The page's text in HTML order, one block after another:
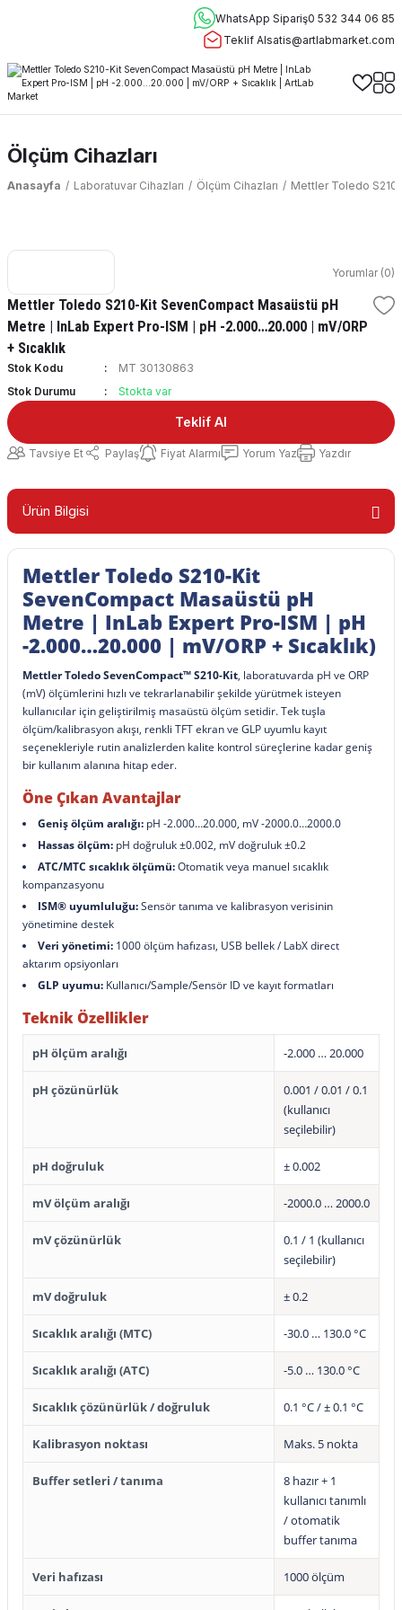
WhatsApp Sipariş0 532 344 06 85
Teklif Alsatis@artlabmarket.com
Ölçüm Cihazları
Anasayfa Laboratuvar Cihazları Ölçüm Cihazları Mettler Toledo
Yorumlar (0)
Mettler Toledo S210-Kit SevenCompact Masaüstü pH
Metre | InLab Expert Pro-ISM | pH -2.000…20.000 | mV/ORP
+ Sıcaklık
Stok Kodu
MT 30130863
Stok Durumu
Stokta var
Teklif Al
Tavsiye Et Paylaş Fiyat Alarmı Yorum Yaz Yazdır
Ürün Bilgisi
Mettler Toledo S210-Kit
SevenCompact Masaüstü pH
Metre | InLab Expert Pro-ISM | pH
-2.000…20.000 | mV/ORP + Sıcaklık)
Mettler Toledo SevenCompact™ S210-Kit , laboratuvarda pH ve ORP
(mV) ölçümlerini hızlı ve tekrarlanabilir şekilde yürütmek isteyen
kullanıcılar için geliştirilmiş masaüstü ölçüm setidir. Tek tuşla
ölçüm/kalibrasyon akışı, renkli TFT ekran ve GLP uyumlu kayıt
seçenekleriyle rutin analizlerden kalite kontrol süreçlerine kadar geniş
bir kullanım alanına hitap eder.
Öne Çıkan Avantajlar
Geniş ölçüm aralığı:pH -2.000…20.000, mV -2000.0…2000.0
Hassas ölçüm:pH doğruluk ±0.002, mV doğruluk ±0.2
ATC/MTC sıcaklık ölçümü:Otomatik veya manuel sıcaklık
kompanzasyonu
ISM® uyumluluğu:Sensör tanıma ve kalibrasyon verisinin
yönetimine destek
Veri yönetimi:1000 ölçüm hafızası, USB bellek / LabX direct
aktarım opsiyonları
GLP uyumu:Kullanıcı/Sample/Sensör ID ve kayıt formatları
Teknik Özellikler
pH ölçüm aralığı -2.000 … 20.000
pH çözünürlük
0.001 / 0.01 / 0.1
(kullanıcı
seçilebilir)
pH doğruluk ± 0.002
mV ölçüm aralığı -2000.0 … 2000.0
mV çözünürlük
0.1 / 1 (kullanıcı
seçilebilir)
mV doğruluk ± 0.2
Sıcaklık aralığı (MTC) -30.0 … 130.0 °C
Sıcaklık aralığı (ATC) -5.0 … 130.0 °C
Sıcaklık çözünürlük / doğruluk 0.1 °C / ± 0.1 °C
Kalibrasyon noktası Maks. 5 nokta
Buffer setleri / tanıma
8 hazır + 1
kullanıcı tanımlı
/ otomatik
buffer tanıma
Veri hafızası 1000 ölçüm